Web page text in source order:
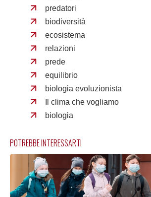
predatori
biodiversità
ecosistema
relazioni
prede
equilibrio
biologia evoluzionista
Il clima che vogliamo
biologia
POTREBBE INTERESSARTI